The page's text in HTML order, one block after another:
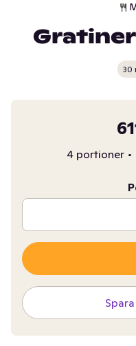
30
4 portioner •